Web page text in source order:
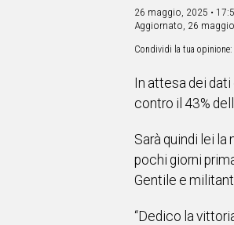
Vai
26 maggio, 2025 •
Aggiornato, 26
In attesa dei
contro il 43%
Sarà quindi lei la
pochi giorni
Gentile e
“Dedico la